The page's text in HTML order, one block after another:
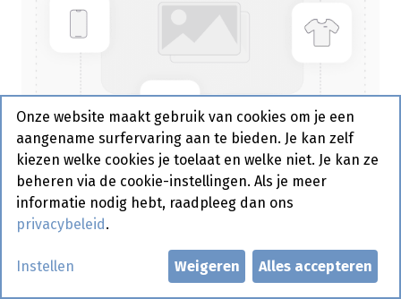
Brusselse Wafel Jema 2 x 3 st
Actief
Onze website maakt gebruik van cookies om je een
aangename surfervaring aan te bieden. Je kan zelf
kiezen welke cookies je toelaat en welke niet. Je kan ze
beheren via de cookie-instellingen. Als je meer
informatie nodig hebt, raadpleeg dan ons
privacybeleid .
Instellen Weigeren Alles accepteren